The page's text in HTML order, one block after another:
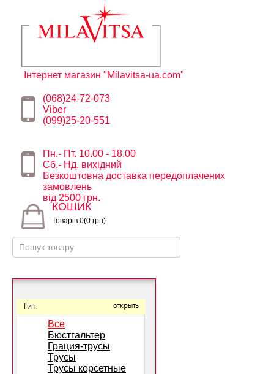
Інтернет магазин "Milavitsa-ua.com"
(068)24-72-073
Viber
(099)25-20-551
Пн.- Пт. 10.00 - 18.00
Сб.- Нд. вихідний
Безкоштовна доставка передоплачених
замовлень
від 2500 грн.
КОШИК
Товарів 0(0 грн)
Тип: открыть
Все
Бюстгальтер
Грация-трусы
Трусы
Трусы корсетные